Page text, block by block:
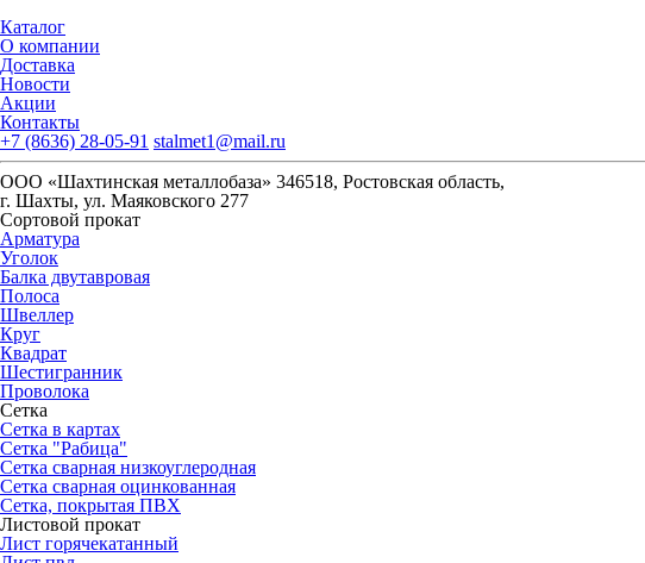
Каталог
О компании
Доставка
Новости
Акции
Контакты
+7 (8636) 28-05-91 stalmet1@mail.ru
ООО «Шахтинская металлобаза» 346518, Ростовская область,
г. Шахты, ул. Маяковского 277
Сортовой прокат
Арматура
Уголок
Балка двутавровая
Полоса
Швеллер
Круг
Квадрат
Шестигранник
Проволока
Сетка
Сетка в картах
Сетка "Рабица"
Сетка сварная низкоуглеродная
Сетка сварная оцинкованная
Сетка, покрытая ПВХ
Листовой прокат
Лист горячекатанный